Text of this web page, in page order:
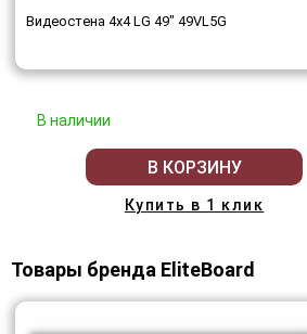
Видеостена 4x4 LG 49" 49VL5G
В наличии
В КОРЗИНУ
Купить в 1 клик
Товары бренда EliteBoard